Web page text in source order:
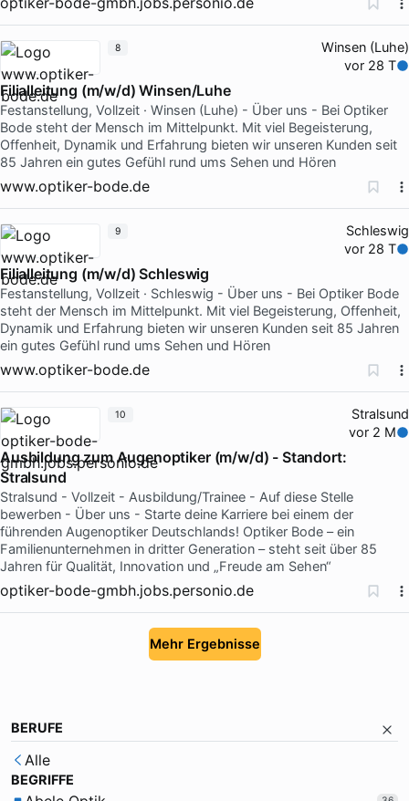
Winsen (Luhe)
vor 28 T
Filialleitung (m/w/d) Winsen/Luhe
Festanstellung, Vollzeit · Winsen (Luhe) - Über uns - Bei Optiker
Bode steht der Mensch im Mittelpunkt. Mit viel Begeisterung,
Offenheit, Dynamik und Erfahrung bieten wir unseren Kunden seit
85 Jahren ein gutes Gefühl rund ums Sehen und Hören
www.optiker-bode.de
8
Schleswig
vor 28 T
Filialleitung (m/w/d) Schleswig
Festanstellung, Vollzeit · Schleswig - Über uns - Bei Optiker Bode
steht der Mensch im Mittelpunkt. Mit viel Begeisterung, Offenheit,
Dynamik und Erfahrung bieten wir unseren Kunden seit 85 Jahren
ein gutes Gefühl rund ums Sehen und Hören
www.optiker-bode.de
9
Stralsund
vor 2 M
Ausbildung zum Augenoptiker (m/w/d) - Standort:
Stralsund
Stralsund - Vollzeit - Ausbildung/Trainee - Auf diese Stelle
bewerben - Über uns - Starte deine Karriere bei einem der
führenden Augenoptiker Deutschlands! Optiker Bode – ein
Familienunternehmen in dritter Generation – steht seit über 85
Jahren für Qualität, Innovation und „Freude am Sehen“
optiker-bode-gmbh.jobs.personio.de
10
Mehr Ergebnisse
BERUFE
Alle
BEGRIFFE